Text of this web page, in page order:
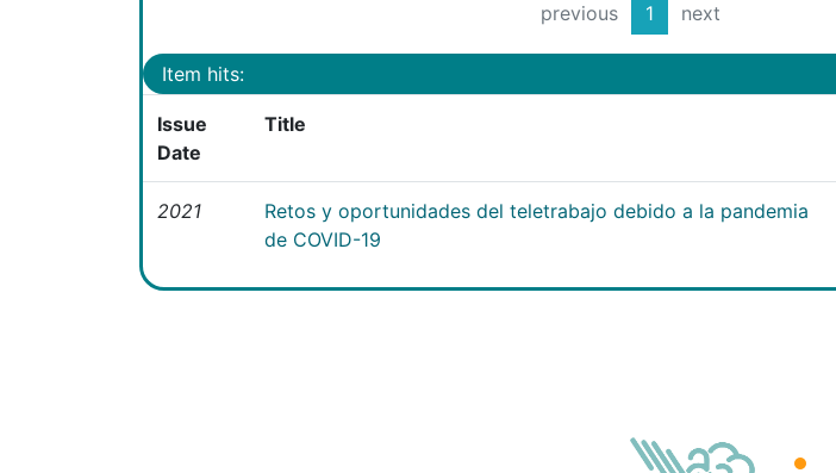
previous 1 next
Item hits:
Issue
Date
Title
2021
Retos y oportunidades del teletrabajo debido a la pandemia
de COVID-19